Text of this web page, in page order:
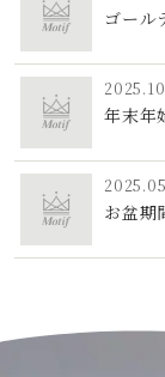
ゴール
年末年
お盆期